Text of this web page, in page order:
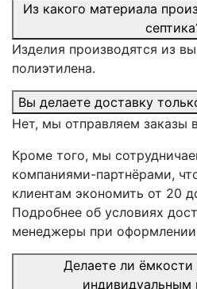
Из какого материала
Изделия производятся из
полиэтилена.
Вы делаете доставку
Нет, мы отправляем заказы
Кроме того, мы
компаниями-партнёрами,
клиентам экономить от 20
Подробнее об условиях
менеджеры при оформлении
Делаете ли ёмкости
индивидуальным